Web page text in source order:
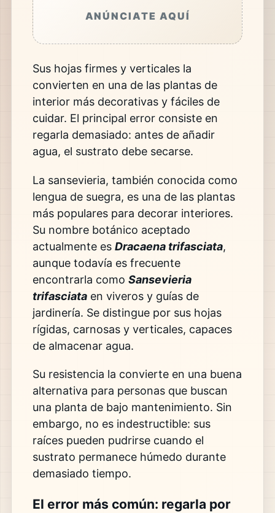
ANÚNCIATE AQUÍ
Sus hojas firmes y verticales la
convierten en una de las plantas de
interior más decorativas y fáciles de
cuidar. El principal error consiste en
regarla demasiado: antes de añadir
agua, el sustrato debe secarse.
La sansevieria, también conocida como
lengua de suegra, es una de las plantas
más populares para decorar interiores.
Su nombre botánico aceptado
actualmente es Dracaena trifasciata,
aunque todavía es frecuente
encontrarla como Sansevieria
trifasciataen viveros y guías de
jardinería. Se distingue por sus hojas
rígidas, carnosas y verticales, capaces
de almacenar agua.
Su resistencia la convierte en una buena
alternativa para personas que buscan
una planta de bajo mantenimiento. Sin
embargo, no es indestructible: sus
raíces pueden pudrirse cuando el
sustrato permanece húmedo durante
demasiado tiempo.
El error más común: regarla por